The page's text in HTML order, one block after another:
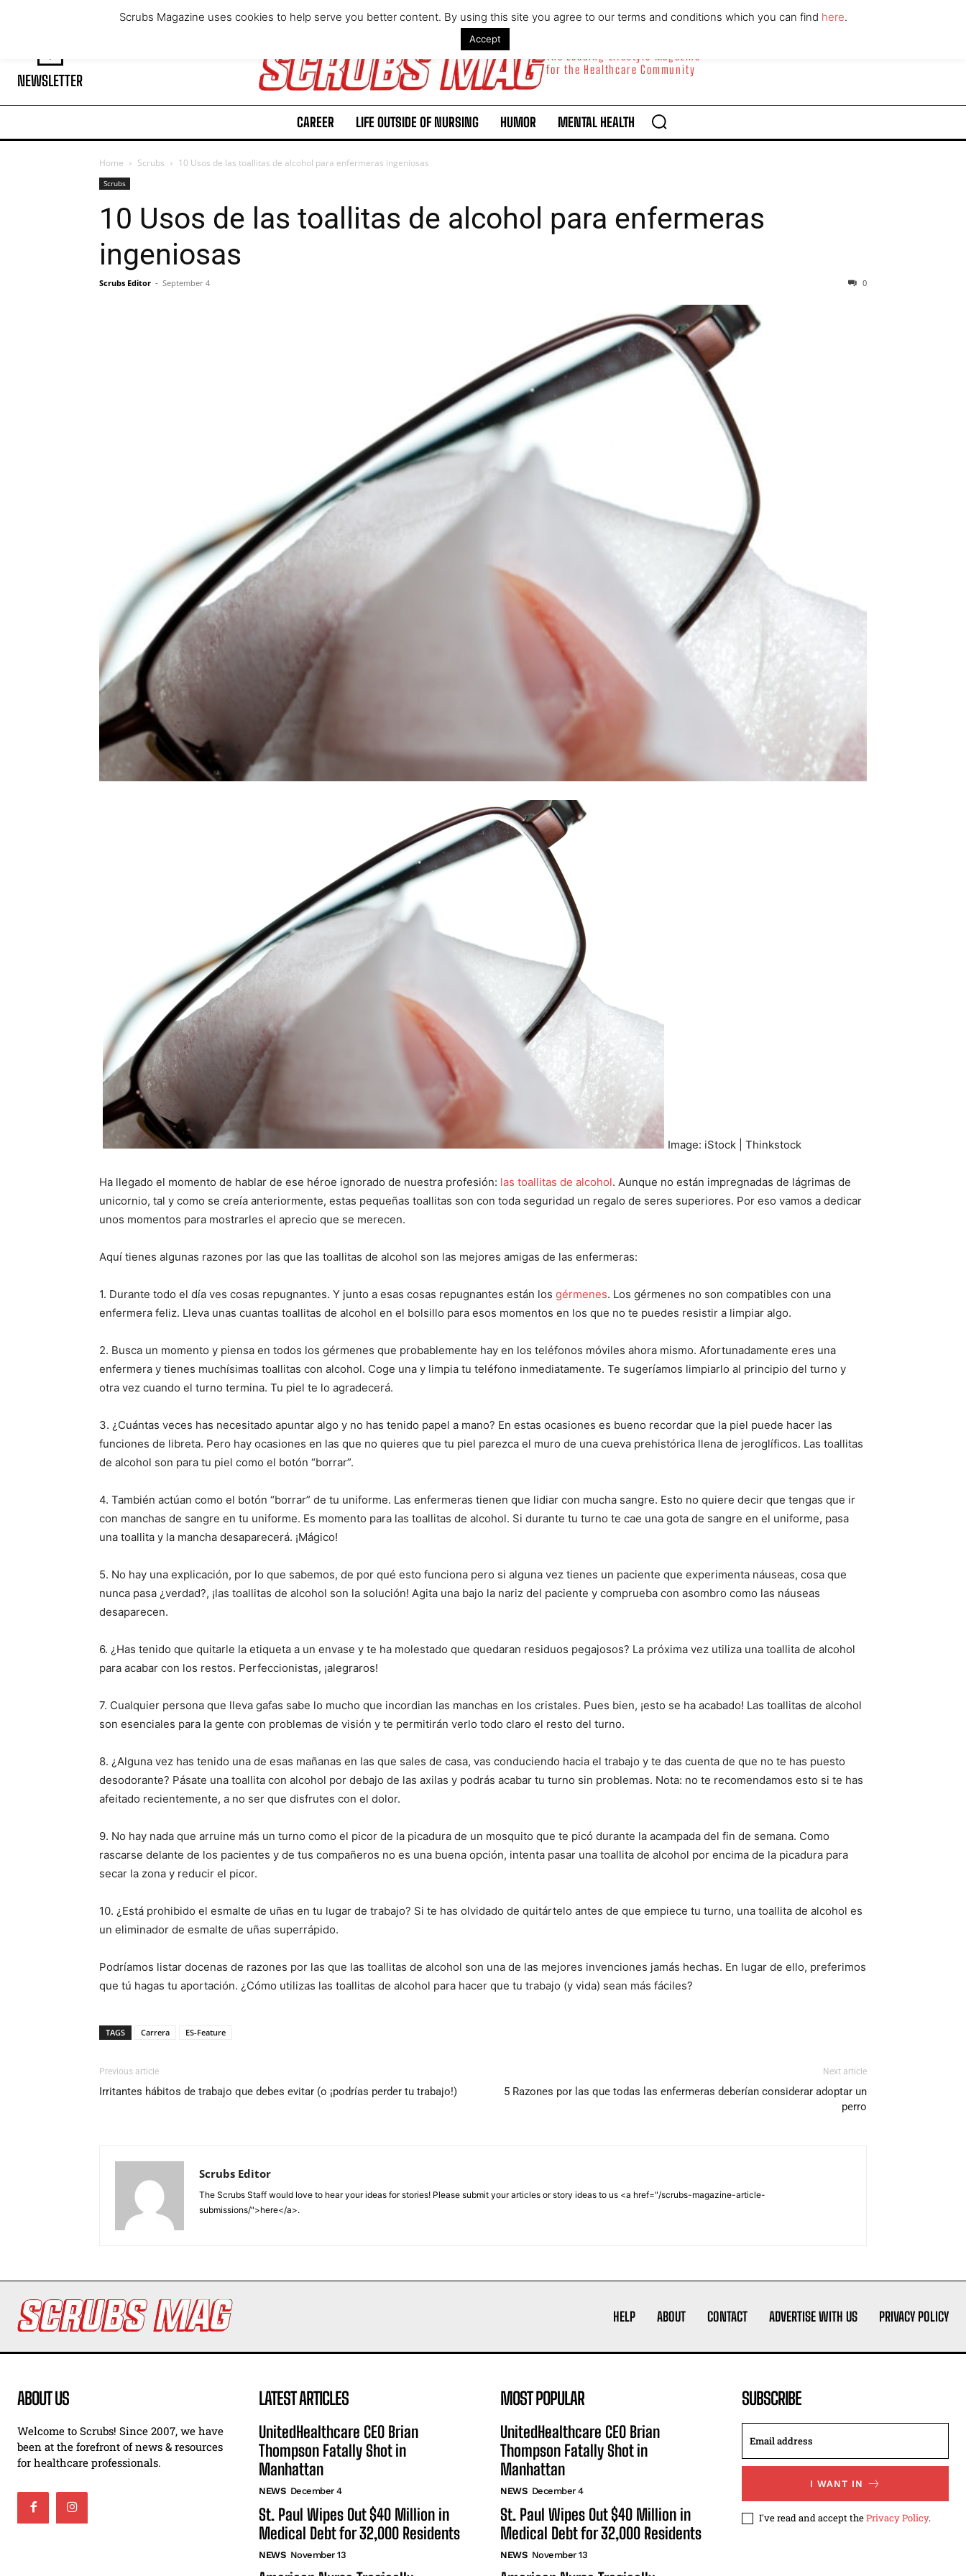
I WANT IN
I've read and accept the
Thursday, August 6, 2026
NEWSLETTER
The Leading Lifestyle Magazine
for the Healthcare Community
CAREER LIFE OUTSIDE OF NURSING HUMOR MENTAL HEALTH
Home Scrubs 10 Usos de las toallitas de alcohol para enfermeras ingeniosas
Scrubs
10 Usos de las toallitas de alcohol para enfermeras
ingeniosas
Scrubs Editor - September 4 0
Image: iStock | Thinkstock
Ha llegado el momento de hablar de ese héroe ignorado de nuestra profesión: las toallitas de alcohol. Aunque no están impregnadas de lágrimas de
unicornio, tal y como se creía anteriormente, estas pequeñas toallitas son con toda seguridad un regalo de seres superiores. Por eso vamos a dedicar
unos momentos para mostrarles el aprecio que se merecen.
Aquí tienes algunas razones por las que las toallitas de alcohol son las mejores amigas de las enfermeras:
1. Durante todo el día ves cosas repugnantes. Y junto a esas cosas repugnantes están los gérmenes. Los gérmenes no son compatibles con una
enfermera feliz. Lleva unas cuantas toallitas de alcohol en el bolsillo para esos momentos en los que no te puedes resistir a limpiar algo.
2. Busca un momento y piensa en todos los gérmenes que probablemente hay en los teléfonos móviles ahora mismo. Afortunadamente eres una
enfermera y tienes muchísimas toallitas con alcohol. Coge una y limpia tu teléfono inmediatamente. Te sugeríamos limpiarlo al principio del turno y
otra vez cuando el turno termina. Tu piel te lo agradecerá.
3. ¿Cuántas veces has necesitado apuntar algo y no has tenido papel a mano? En estas ocasiones es bueno recordar que la piel puede hacer las
funciones de libreta. Pero hay ocasiones en las que no quieres que tu piel parezca el muro de una cueva prehistórica llena de jeroglíficos. Las toallitas
de alcohol son para tu piel como el botón “borrar”.
4. También actúan como el botón “borrar” de tu uniforme. Las enfermeras tienen que lidiar con mucha sangre. Esto no quiere decir que tengas que ir
con manchas de sangre en tu uniforme. Es momento para las toallitas de alcohol. Si durante tu turno te cae una gota de sangre en el uniforme, pasa
una toallita y la mancha desaparecerá. ¡Mágico!
5. No hay una explicación, por lo que sabemos, de por qué esto funciona pero si alguna vez tienes un paciente que experimenta náuseas, cosa que
nunca pasa ¿verdad?, ¡las toallitas de alcohol son la solución! Agita una bajo la nariz del paciente y comprueba con asombro como las náuseas
desaparecen.
6. ¿Has tenido que quitarle la etiqueta a un envase y te ha molestado que quedaran residuos pegajosos? La próxima vez utiliza una toallita de alcohol
para acabar con los restos. Perfeccionistas, ¡alegraros!
7. Cualquier persona que lleva gafas sabe lo mucho que incordian las manchas en los cristales. Pues bien, ¡esto se ha acabado! Las toallitas de alcohol
son esenciales para la gente con problemas de visión y te permitirán verlo todo claro el resto del turno.
8. ¿Alguna vez has tenido una de esas mañanas en las que sales de casa, vas conduciendo hacia el trabajo y te das cuenta de que no te has puesto
desodorante? Pásate una toallita con alcohol por debajo de las axilas y podrás acabar tu turno sin problemas. Nota: no te recomendamos esto si te has
afeitado recientemente, a no ser que disfrutes con el dolor.
9. No hay nada que arruine más un turno como el picor de la picadura de un mosquito que te picó durante la acampada del fin de semana. Como
rascarse delante de los pacientes y de tus compañeros no es una buena opción, intenta pasar una toallita de alcohol por encima de la picadura para
secar la zona y reducir el picor.
10. ¿Está prohibido el esmalte de uñas en tu lugar de trabajo? Si te has olvidado de quitártelo antes de que empiece tu turno, una toallita de alcohol es
un eliminador de esmalte de uñas superrápido.
Podríamos listar docenas de razones por las que las toallitas de alcohol son una de las mejores invenciones jamás hechas. En lugar de ello, preferimos
que tú hagas tu aportación. ¿Cómo utilizas las toallitas de alcohol para hacer que tu trabajo (y vida) sean más fáciles?
TAGS Carrera ES-Feature
Previous article
Irritantes hábitos de trabajo que debes evitar (o ¡podrías perder tu trabajo!)
Next article
5 Razones por las que todas las enfermeras deberían considerar adoptar un
perro
Scrubs Editor
The Scrubs Staff would love to hear your ideas for stories! Please submit your articles or story ideas to us <a href="/scrubs-magazine-article-
submissions/">here</a>.
HELP ABOUT CONTACT ADVERTISE WITH US PRIVACY POLICY
ABOUT US
Welcome to Scrubs! Since 2007, we have
been at the forefront of news & resources
for healthcare professionals.
LATEST ARTICLES
UnitedHealthcare CEO Brian
Thompson Fatally Shot in
Manhattan
NEWS December 4
St. Paul Wipes Out $40 Million in
Medical Debt for 32,000 Residents
NEWS November 13
MOST POPULAR
UnitedHealthcare CEO Brian
Thompson Fatally Shot in
Manhattan
NEWS December 4
St. Paul Wipes Out $40 Million in
Medical Debt for 32,000 Residents
NEWS November 13
SUBSCRIBE
I WANT IN
I've read and accept thePrivacy Policy.
Scrubs Magazine uses cookies to help serve you better content. By using this site you agree to our terms and conditions which you can find here.
Accept